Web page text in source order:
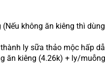
không ăn kiêng thì
ly sữa thảo mộc hấp
ăn kiêng (4.26k) + ly/